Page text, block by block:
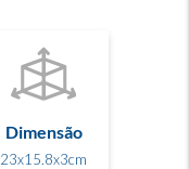
Dimensão
23x15.8x3cm